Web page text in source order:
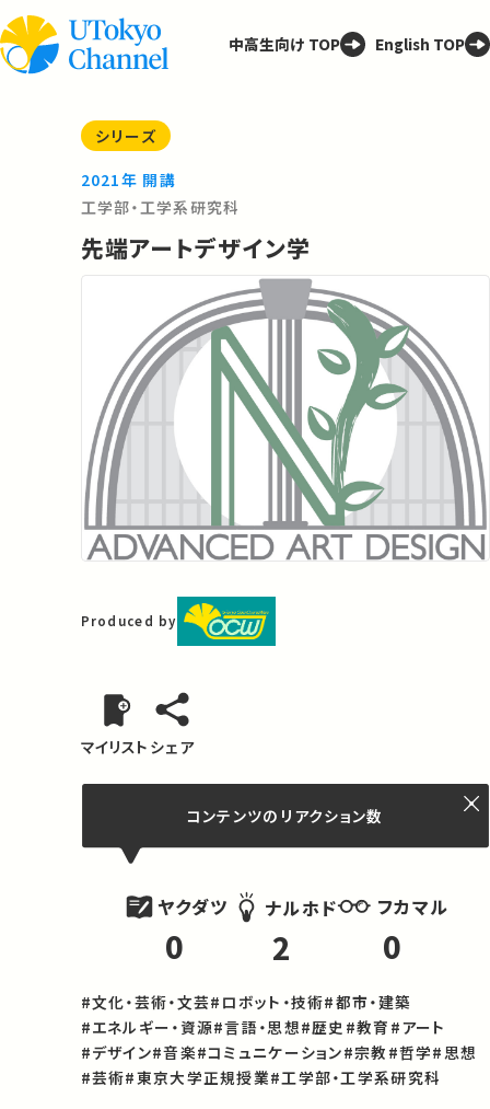
中高生向け TOP English TOP
シリーズ
2021年 開講
工学部・工学系研究科
先端アートデザイン学
Produced by
マイリスト シェア
コンテンツの リアクション数
ヤクダツ
0
ナルホド
2
フカマル
0
#文化・芸術・文芸#ロボット・技術#都市・建築
#エネルギー・資源#言語・思想#歴史 #教育 #アート
#デザイン#音楽#コミュニケーション#宗教 #哲学#思想
#芸術#東京大学正規授業#工学部・工学系研究科